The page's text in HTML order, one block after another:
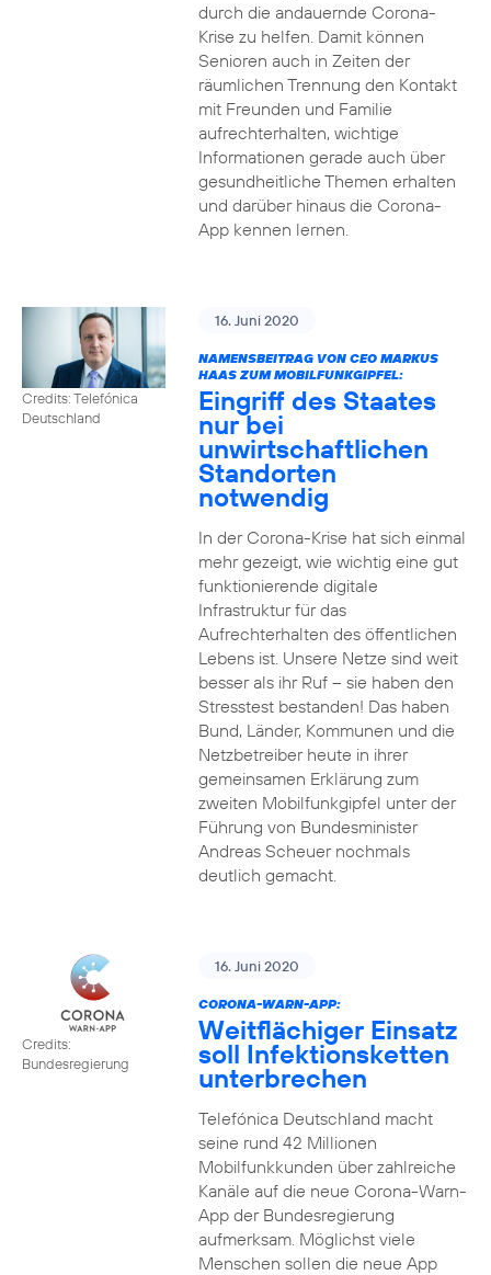
durch die andauernde Corona-
Krise zu helfen. Damit können
Senioren auch in Zeiten der
räumlichen Trennung den Kontakt
mit Freunden und Familie
aufrechterhalten, wichtige
Informationen gerade auch über
gesundheitliche Themen erhalten
und darüber hinaus die Corona-
App kennen lernen.
Credits: Telefónica
Deutschland
16. Juni 2020
NAMENSBEITRAG VON CEO MARKUS
HAAS ZUM MOBILFUNKGIPFEL:
Eingriff des Staates
nur bei
unwirtschaftlichen
Standorten
notwendig
In der Corona-Krise hat sich einmal
mehr gezeigt, wie wichtig eine gut
funktionierende digitale
Infrastruktur für das
Aufrechterhalten des öffentlichen
Lebens ist. Unsere Netze sind weit
besser als ihr Ruf – sie haben den
Stresstest bestanden! Das haben
Bund, Länder, Kommunen und die
Netzbetreiber heute in ihrer
gemeinsamen Erklärung zum
zweiten Mobilfunkgipfel unter der
Führung von Bundesminister
Andreas Scheuer nochmals
deutlich gemacht.
Credits:
Bundesregierung
16. Juni 2020
CORONA-WARN-APP:
Weitflächiger Einsatz
soll Infektionsketten
unterbrechen
Telefónica Deutschland macht
seine rund 42 Millionen
Mobilfunkkunden über zahlreiche
Kanäle auf die neue Corona-Warn-
App der Bundesregierung
aufmerksam. Möglichst viele
Menschen sollen die neue App